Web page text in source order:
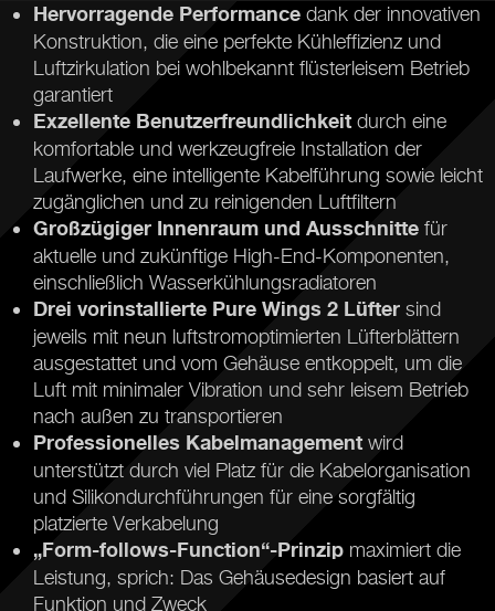
Hervorragende Performance dank der innovativen
Konstruktion, die eine perfekte Kühleffizienz und
Luftzirkulation bei wohlbekannt flüsterleisem Betrieb
garantiert
Exzellente Benutzerfreundlichkeit durch eine
komfortable und werkzeugfreie Installation der
Laufwerke, eine intelligente Kabelführung sowie leicht
zugänglichen und zu reinigenden Luftfiltern
Großzügiger Innenraum und Ausschnitte für
aktuelle und zukünftige High-End-Komponenten,
einschließlich Wasserkühlungsradiatoren
Drei vorinstallierte Pure Wings 2 Lüfter sind
jeweils mit neun luftstromoptimierten Lüfterblättern
ausgestattet und vom Gehäuse entkoppelt, um die
Luft mit minimaler Vibration und sehr leisem Betrieb
nach außen zu transportieren
Professionelles Kabelmanagement wird
unterstützt durch viel Platz für die Kabelorganisation
und Silikondurchführungen für eine sorgfältig
platzierte Verkabelung
„Form-follows-Function“-Prinzip maximiert die
Leistung, sprich: Das Gehäusedesign basiert auf
Funktion und Zweck